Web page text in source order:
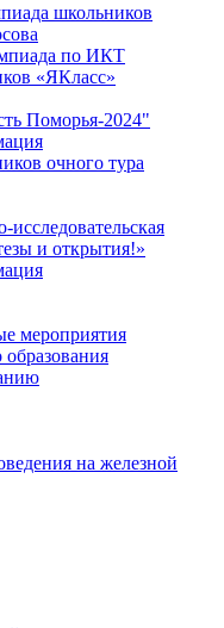
школьников
по ИКТ
«ЯКласс»
Поморья-2024"
очного тура
исследовательская
и открытия!»
мероприятия
образования
на железной